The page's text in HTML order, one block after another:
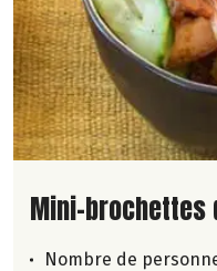
Lire la suite de
Mini-brochettes
Nombre de